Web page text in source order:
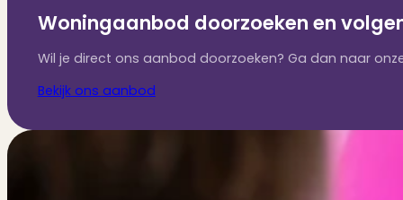
Woningaanbod doorzoeken en
Wil je direct ons aanbod doorzoeken? Ga dan naar
Bekijk ons aanbod